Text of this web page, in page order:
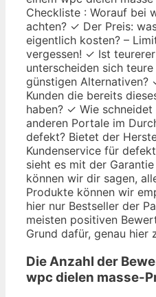
Checkliste : Worauf bei
achten? ✓ Der Preis:
eigentlich kosten? –
vergessen! ✓ Ist
unterscheiden sich
günstigen Alternativen?
Kunden die bereits
haben? ✓ Wie
anderen Portale im
defekt? Bietet der
Kundenservice für
sieht es mit der
können wir dir sagen,
Produkte können wir
hier nur Bestseller der
meisten positiven
Grund dafür, genau hier
Die Anzahl der
wpc dielen masse-